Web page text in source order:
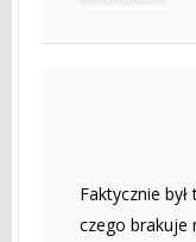
Faktycznie
czego brakuje